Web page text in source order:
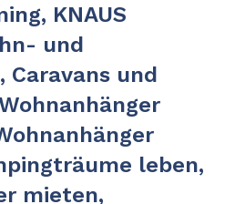
KNAUS
und
Caravans und
leben,
mieten,